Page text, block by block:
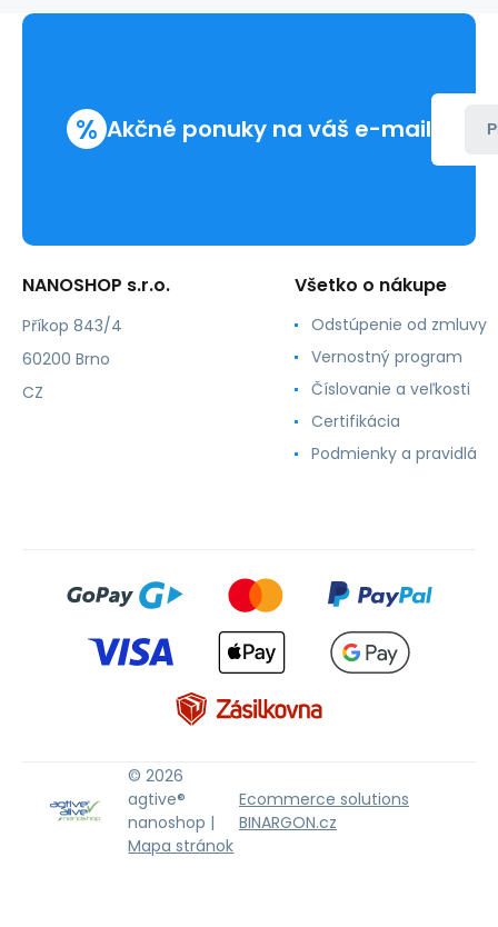
% Akčné ponuky na váš e-mail
NANOSHOP s.r.o.
Příkop 843/4
60200 Brno
CZ
Všetko o nákupe
Odstúpenie od zmluvy
Vernostný program
Číslovanie a veľkosti
Certifikácia
Podmienky a pravidlá
© 2026
agtive®
nanoshop |
Mapa stránok
Ecommerce solutions
BINARGON.cz